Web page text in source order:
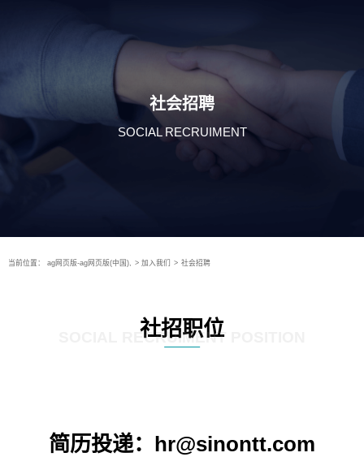
社会招聘
SOCIAL RECRUIMENT
当前位置： ag网页版-ag网页版(中国), > 加入我们 > 社会招聘
社招职位
SOCIAL RECRUIMENT POSITION
简历投递：hr@sinontt.com